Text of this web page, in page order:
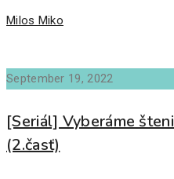
Author
Milos Miko
September 19, 2022
[Seriál] Vyberáme
(2.časť)